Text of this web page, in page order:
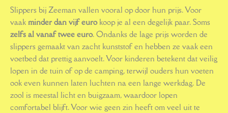
Slippers bij Zeeman vallen vooral op door hun prijs. Voor
vaak minder dan vijf eurokoop je al een degelijk paar. Soms
zelfs al vanaf twee euro. Ondanks de lage prijs worden de
slippers gemaakt van zacht kunststof en hebben ze vaak een
voetbed dat prettig aanvoelt. Voor kinderen betekent dat veilig
lopen in de tuin of op de camping, terwijl ouders hun voeten
ook even kunnen laten luchten na een lange werkdag. De
zool is meestal licht en buigzaam, waardoor lopen
comfortabel blijft. Voor wie geen zin heeft om veel uit te